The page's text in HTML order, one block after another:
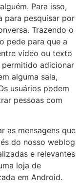
Para isso,
para pesquisar por
Trazendo o
pede para que a
vídeo ou texto
permitido adicionar
alguma sala,
usuários podem
pessoas com
as mensagens que
do nosso weblog
e relevantes
loja de
em Android.